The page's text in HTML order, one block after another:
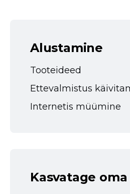
Alustamine
Tooteideed
Ettevalmistus
Internetis müümine
Kasvatage